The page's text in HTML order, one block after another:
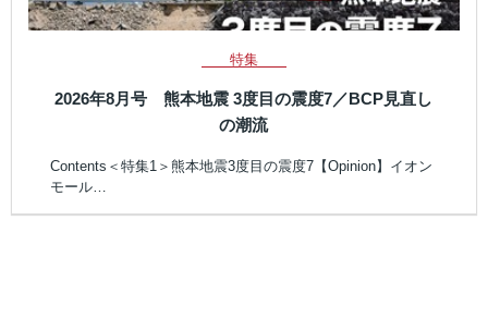
特集
2026年8月号 熊本地震 3度目の震度7／BCP見直し
の潮流
Contents＜特集1＞熊本地震3度目の震度7【Opinion】イオン
モール…